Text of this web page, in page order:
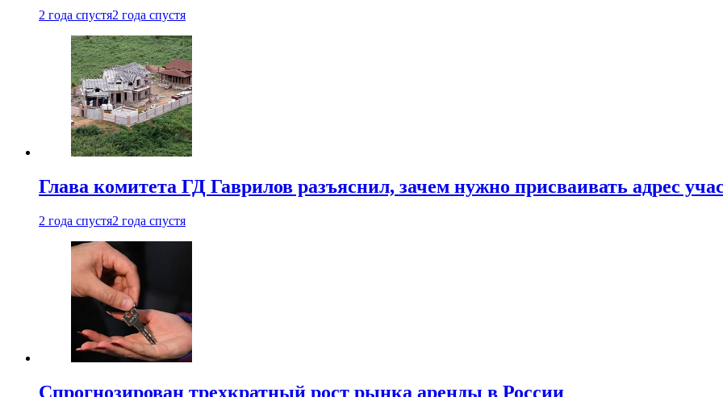
2 года спустя2 года спустя
Глава комитета ГД Гаврилов разъяснил, зачем нужно присваивать адрес
2 года спустя2 года спустя
Спрогнозирован трехкратный рост рынка аренды в России